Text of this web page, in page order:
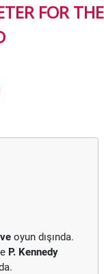
FOR THE
oyun dışında.
P. Kennedy